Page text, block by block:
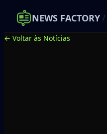
NEWS FACTORY/
← Voltar às Notícias